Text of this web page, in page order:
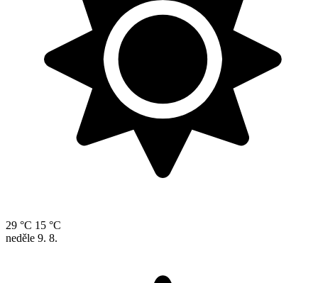
29 °C 15 °C
neděle 9. 8.